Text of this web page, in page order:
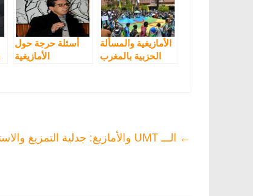
الأمازيغية والمسألة
الحزبية بالمغرب
أسئلة حرجة حول
الأمازيغية
← الـــ UMT والأمازيغ: جدلية التمزيغ والاستيعاب